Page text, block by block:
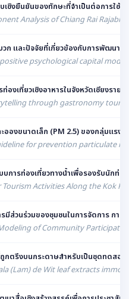
บเชิงยืนยันของทักษะที่จำเป็นต่อการใ
Analysis of Chiang Rai
วก และปัจจัยที่เกี่ยวข้องกับการพัฒนา
psychological capital
องเที่ยวเชิงอาหารในจังหวัดเชียงราย
through gastronomy
องขนาดเล็ก (PM 2.5) ของกลุ่มแรงง
for prevention particulate
การท่องเที่ยวทางน้ำเพื่อรองรับนักท่อง
Activities Along the Kok
มีส่วนร่วมของชุมชนในการจัดการ การ
of Community
กตรึงบนกระดาษสำหรับเป็นชุดทดสอ
(Lam) de Wit leaf extracts